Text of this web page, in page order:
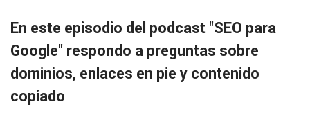
En este episodio del podcast "SEO para
Google" respondo a preguntas sobre
dominios, enlaces en pie y contenido
copiado